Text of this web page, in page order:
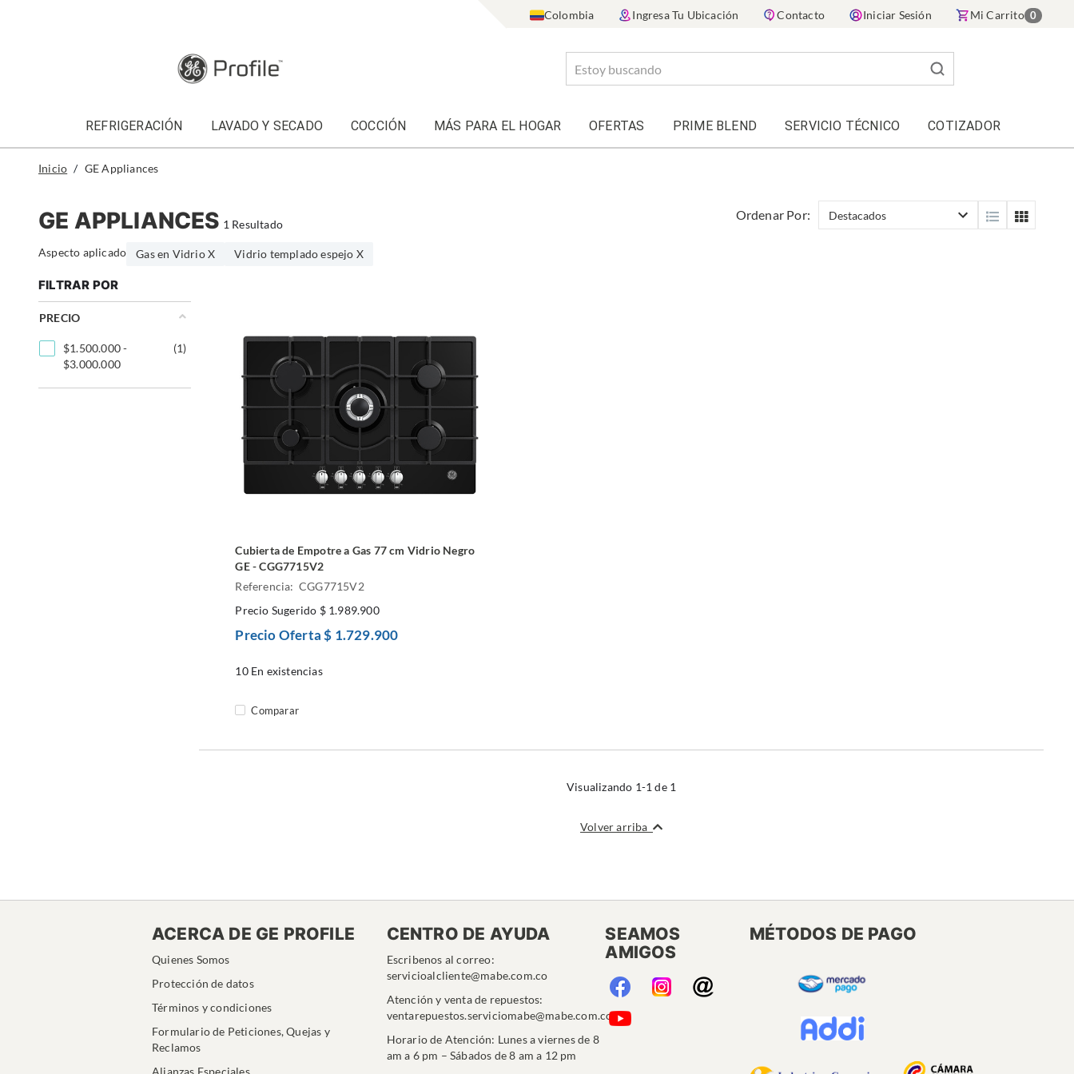
Colombia Ingresa Tu Ubicación Contacto Iniciar Sesión Mi Carrito 0
REFRIGERACIÓN LAVADO Y SECADO COCCIÓN MÁS PARA EL HOGAR OFERTAS PRIME BLEND SERVICIO TÉCNICO COTIZADOR
Inicio GE Appliances
GE APPLIANCES 1 Resultado
Ordenar Por:
Aspecto aplicado Gas en Vidrio X Vidrio templado espejo X
FILTRAR POR
PRECIO
$1.500.000 -
$3.000.000
(1)
Cubierta de Empotre a Gas 77 cm Vidrio Negro
GE - CGG7715V2
Referencia: CGG7715V2
Precio Sugerido $ 1.989.900
Precio Oferta$ 1.729.900
10 En existencias
Comparar
Visualizando 1-1 de 1
Volver arriba
ACERCA DE GE PROFILE
Quienes Somos
Protección de datos
Términos y condiciones
Formulario de Peticiones, Quejas y
Reclamos
CENTRO DE AYUDA
Escribenos al correo:
servicioalcliente@mabe.com.co
Atención y venta de repuestos:
ventarepuestos.serviciomabe@mabe.com.co
Horario de Atención: Lunes a viernes de 8
am a 6 pm – Sábados de 8 am a 12 pm
SEAMOS
AMIGOS
MÉTODOS DE PAGO